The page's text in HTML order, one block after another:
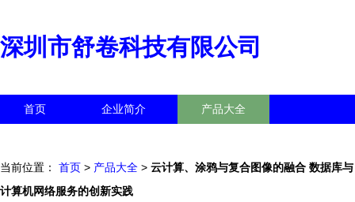
深圳市舒卷科技有限公司
首页 企业简介 产品大全
当前位置： 首页 > 产品大全 > 云计算、涂鸦与复合图像的融合 数据库与
计算机网络服务的创新实践